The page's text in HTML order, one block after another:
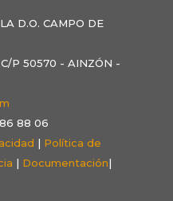
D.O. CAMPO DE
P 50570 - AINZÓN -
88 06
| Política de
| Documentación|